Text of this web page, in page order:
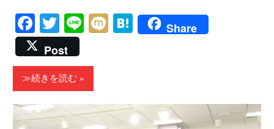
Facebook
TwitterLineMixiHatena
Share
Post
≫続きを読む